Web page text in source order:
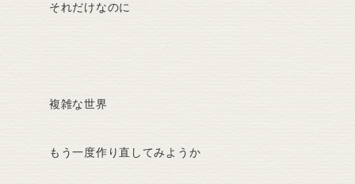
それだけなのに
複雑な世界
もう一度作り直してみようか